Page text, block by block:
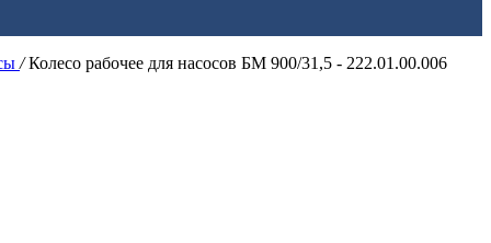
/ Колесо рабочее для насосов БМ 900/31,5 - 222.01.00.006